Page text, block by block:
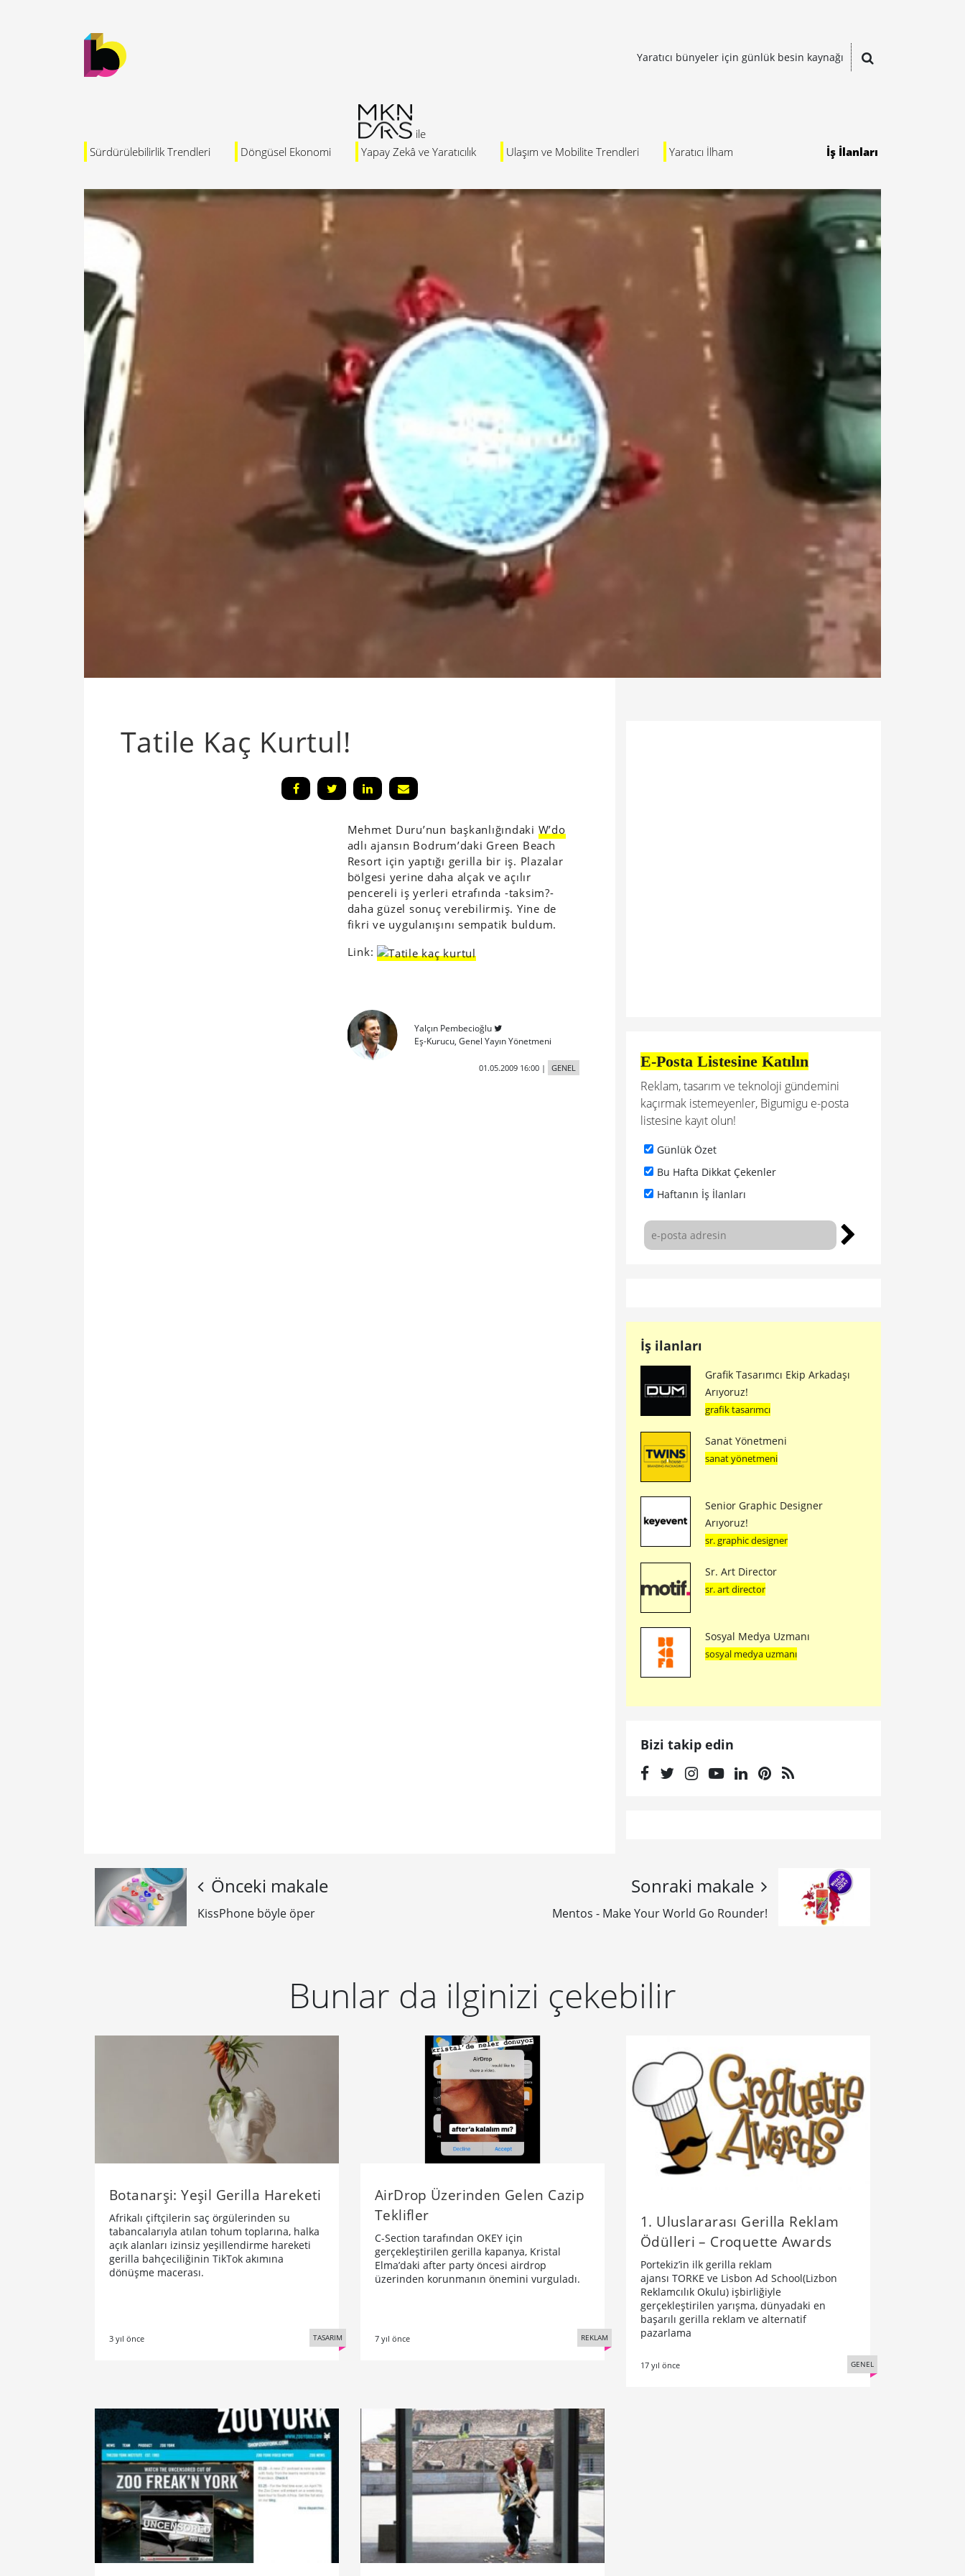
Yaratıcı bünyeler için günlük besin kaynağı
Sürdürülebilirlik Trendleri Döngüsel Ekonomi Yapay Zekâ ve Yaratıcılık Ulaşım ve Mobilite Trendleri Yaratıcı İlham İş İlanları
Tatile Kaç Kurtul!
Mehmet Duru’nun başkanlığındaki W’do
adlı ajansın Bodrum’daki Green Beach
Resort için yaptığı gerilla bir iş. Plazalar
bölgesi yerine daha alçak ve açılır
pencereli iş yerleri etrafında -taksim?-
daha güzel sonuç verebilirmiş. Yine de
fikri ve uygulanışını sempatik buldum.
Link:
Yalçın Pembecioğlu
Eş-Kurucu, Genel Yayın Yönetmeni
01.05.2009 16:00| GENEL E-Posta Listesine Katılın
Reklam, tasarım ve teknoloji gündemini
kaçırmak istemeyenler, Bigumigu e-posta
listesine kayıt olun!
Günlük Özet
Bu Hafta Dikkat Çekenler
Haftanın İş İlanları
İş ilanları
Grafik Tasarımcı Ekip Arkadaşı
Arıyoruz!
grafik tasarımcı
Sanat Yönetmeni
sanat yönetmeni
Senior Graphic Designer
Arıyoruz!
sr. graphic designer
Sr. Art Director
sr. art director
Sosyal Medya Uzmanı
sosyal medya uzmanı
Bizi takip edin
Önceki makale
KissPhone böyle öper
Sonraki makale
Mentos - Make Your World Go Rounder!
Bunlar da ilginizi çekebilir
Botanarşi: Yeşil Gerilla Hareketi
Afrikalı çiftçilerin saç örgülerinden su
tabancalarıyla atılan tohum toplarına, halka
açık alanları izinsiz yeşillendirme hareketi
gerilla bahçeciliğinin TikTok akımına
dönüşme macerası.
3 yıl önce TASARIM
AirDrop Üzerinden Gelen Cazip
Teklifler
C-Section tarafından OKEY için
gerçekleştirilen gerilla kapanya, Kristal
Elma’daki after party öncesi airdrop
üzerinden korunmanın önemini vurguladı.
7 yıl önce REKLAM
1. Uluslararası Gerilla Reklam
Ödülleri – Croquette Awards
Portekiz’in ilk gerilla reklam
ajansı TORKE ve Lisbon Ad School(Lizbon
Reklamcılık Okulu) işbirliğiyle
gerçekleştirilen yarışma, dünyadaki en
başarılı gerilla reklam ve alternatif
pazarlama
17 yıl önce GENEL